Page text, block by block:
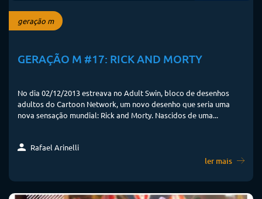
geração m
GERAÇÃO M #17: RICK AND MORTY
No dia 02/12/2013 estreava no Adult Swin, bloco de desenhos
adultos do Cartoon Network, um novo desenho que seria uma
nova sensação mundial: Rick and Morty. Nascidos de uma...
Rafael Arinelli
ler mais